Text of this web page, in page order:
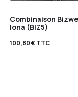
Combinaison
Iona (BIZ5)
100,80€TTC